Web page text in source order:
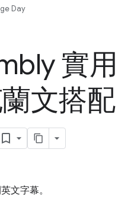
Day
實用
文搭配
文字幕。